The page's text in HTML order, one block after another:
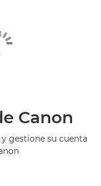
Canon
gestione su cuenta